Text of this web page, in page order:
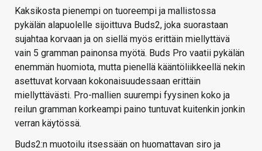
Kaksikosta pienempi on tuoreempi ja mallistossa
pykälän alapuolelle sijoittuva Buds2, joka suorastaan
sujahtaa korvaan ja on siellä myös erittäin miellyttävä
vain 5 gramman painonsa myötä. Buds Pro vaatii pykälän
enemmän huomiota, mutta pienellä kääntöliikkeellä nekin
asettuvat korvaan kokonaisuudessaan erittäin
miellyttävästi. Pro-mallien suurempi fyysinen koko ja
reilun gramman korkeampi paino tuntuvat kuitenkin jonkin
verran käytössä.
Buds2:n muotoilu itsessään on huomattavan siro ja